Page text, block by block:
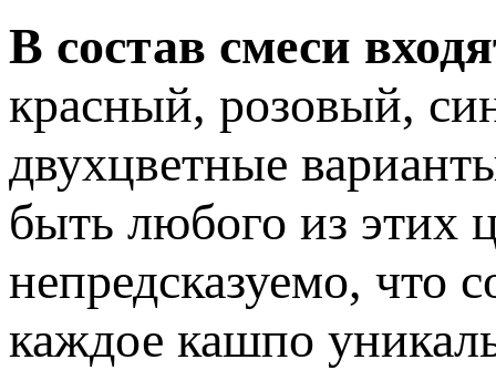
В состав смеси
красный, розовый,
двухцветные
быть любого из этих
непредсказуемо, что
каждое кашпо